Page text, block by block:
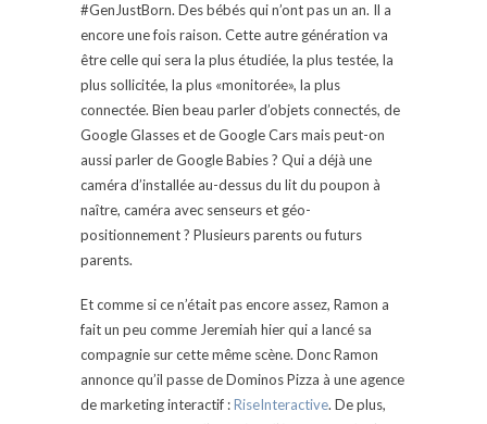
#GenJustBorn. Des bébés qui n’ont pas un an. Il a
encore une fois raison. Cette autre génération va
être celle qui sera la plus étudiée, la plus testée, la
plus sollicitée, la plus «monitorée», la plus
connectée. Bien beau parler d’objets connectés, de
Google Glasses et de Google Cars mais peut-on
aussi parler de Google Babies ? Qui a déjà une
caméra d’installée au-dessus du lit du poupon à
naître, caméra avec senseurs et géo-
positionnement ? Plusieurs parents ou futurs
parents.
Et comme si ce n’était pas encore assez, Ramon a
fait un peu comme Jeremiah hier qui a lancé sa
compagnie sur cette même scène. Donc Ramon
annonce qu’il passe de Dominos Pizza à une agence
de marketing interactif :RiseInteractive. De plus,